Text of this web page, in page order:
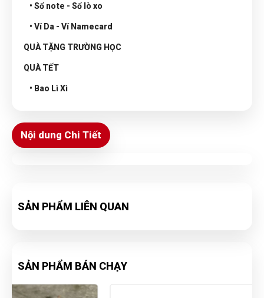
• Sổ note - Sổ lò xo
• Ví Da - Ví Namecard
QUÀ TẶNG TRƯỜNG HỌC
QUÀ TẾT
• Bao Lì Xì
Nội dung Chi Tiết
SẢN PHẨM LIÊN QUAN
SẢN PHẨM BÁN CHẠY